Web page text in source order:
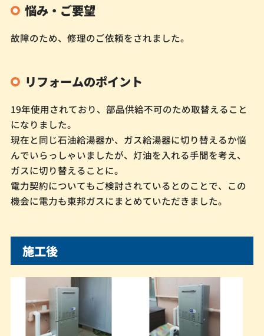
悩み・ご要望
故障のため、修理のご依頼をされました。
リフォームのポイント
19年使用されており、部品供給不可のため取替えること
になりました。
現在と同じ石油給湯器か、ガス給湯器に切り替えるか悩
んでいらっしゃいましたが、灯油を入れる手間を考え、
ガスに切り替えることに。
電力契約についてもご検討されているとのことで、この
機会に電力も東邦ガスにまとめていただきました。
施工後